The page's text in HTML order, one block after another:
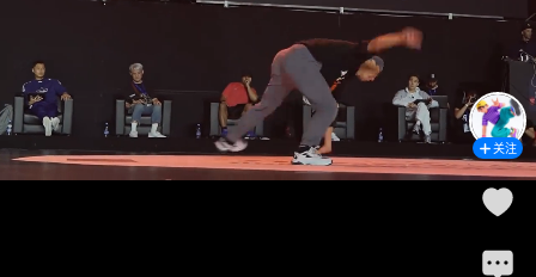
关注